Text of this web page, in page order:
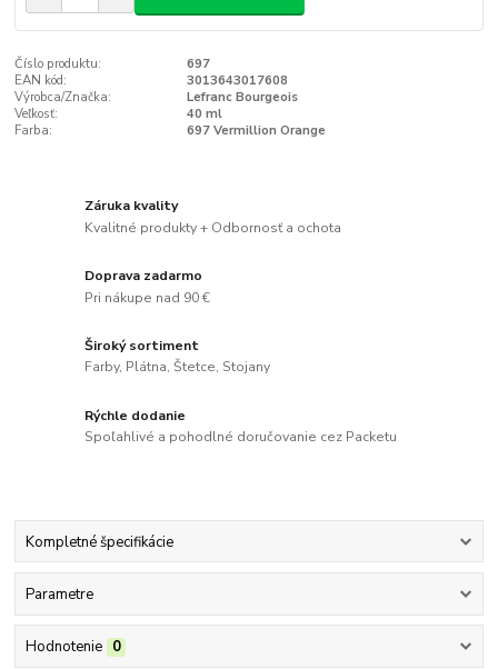
Číslo produktu:
697
EAN kód:
3013643017608
Výrobca/Značka:
Lefranc Bourgeois
Veľkosť:
40 ml
Farba:
697 Vermillion Orange
Záruka kvality
Kvalitné produkty + Odbornosť a ochota
Doprava zadarmo
Pri nákupe nad 90 €
Široký sortiment
Farby, Plátna, Štetce, Stojany
Rýchle dodanie
Spoľahlivé a pohodlné doručovanie cez Packetu
Kompletné špecifikácie
Parametre
Hodnotenie 0